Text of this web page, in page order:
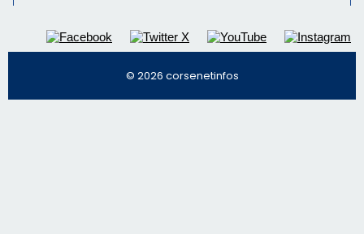
nos meilleurs articles